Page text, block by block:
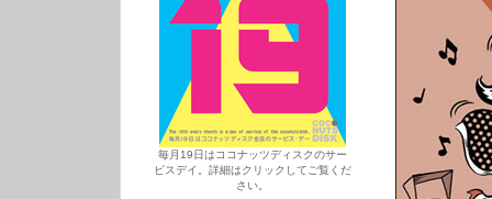
毎月19日はココナッツディスクのサー
ビスデイ。詳細はクリックしてご覧くだ
さい。